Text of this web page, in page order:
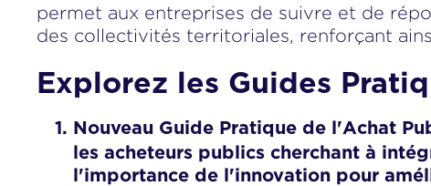
permet aux entreprises de suivre et de
des collectivités territoriales, renforçant
Explorez les Guides
Nouveau Guide Pratique de l'Achat
les acheteurs publics cherchant à
l'importance de l'innovation pour